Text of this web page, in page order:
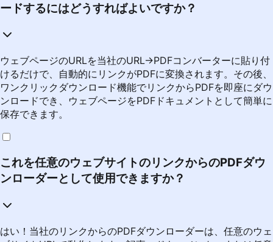
ードするにはどうすればよいですか？
ウェブページのURLを当社のURL→PDFコンバーターに貼り付
けるだけで、自動的にリンクがPDFに変換されます。その後、
ワンクリックダウンロード機能でリンクからPDFを即座にダウ
ンロードでき、ウェブページをPDFドキュメントとして簡単に
保存できます。
これを任意のウェブサイトのリンクからのPDFダウ
ンローダーとして使用できますか？
はい！当社のリンクからのPDFダウンローダーは、任意のウェ